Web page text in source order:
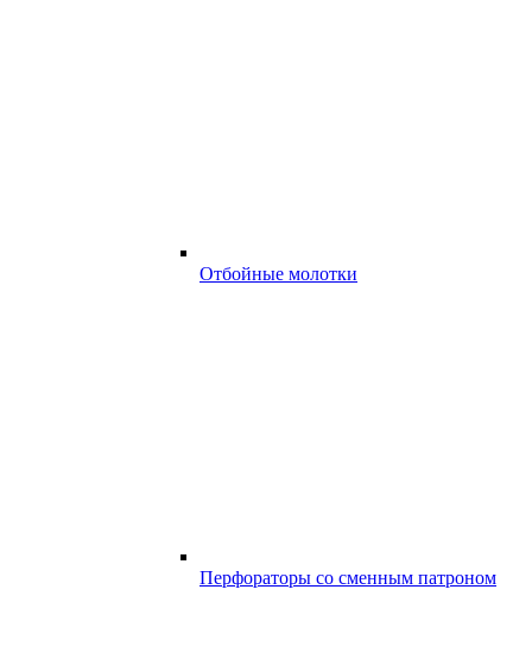
Отбойные молотки
Перфораторы со сменным патроном